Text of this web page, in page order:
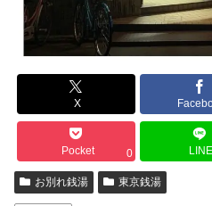
X
Pocket 0 LINE
お別れ銭湯 東京銭湯